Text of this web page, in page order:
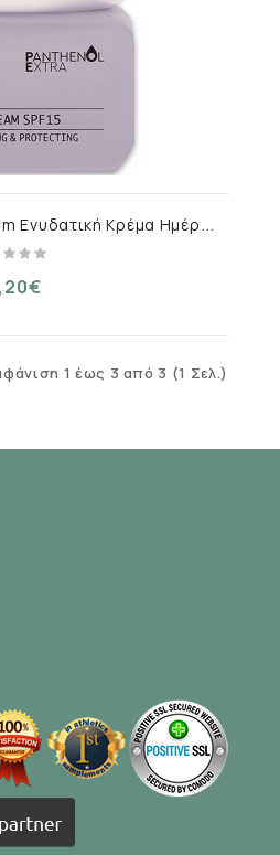
P
anthenol Extra Day Cream Ενυδατική Κρέμα Ημέρας με SPF15 50ml
1 έως 3 από 3 (1 Σελ.)